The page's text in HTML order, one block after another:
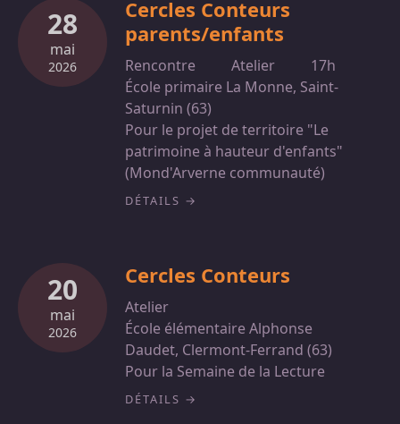
28
mai
2026
Cercles Conteurs
parents/enfants
Rencontre Atelier
17h
École primaire La Monne, Saint-
Saturnin (63)
Pour le projet de territoire "Le
patrimoine à hauteur d'enfants"
(Mond'Arverne communauté)
DÉTAILS
20
mai
2026
Cercles Conteurs
Atelier
École élémentaire Alphonse
Daudet, Clermont-Ferrand (63)
Pour la Semaine de la Lecture
DÉTAILS